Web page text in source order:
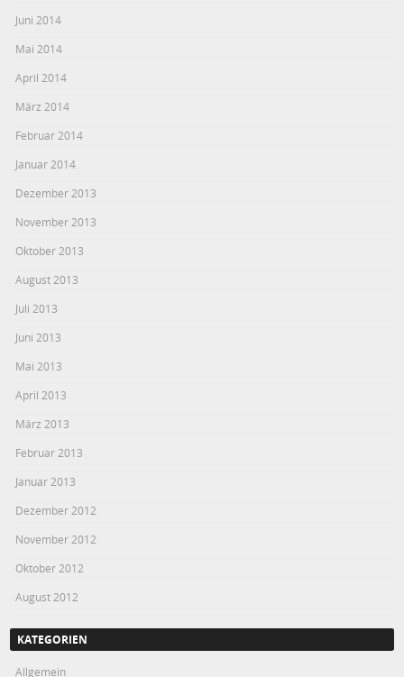
Juni 2014
Mai 2014
April 2014
März 2014
Februar 2014
Januar 2014
Dezember 2013
November 2013
Oktober 2013
August 2013
Juli 2013
Juni 2013
Mai 2013
April 2013
März 2013
Februar 2013
Januar 2013
Dezember 2012
November 2012
Oktober 2012
August 2012
KATEGORIEN
Allgemein